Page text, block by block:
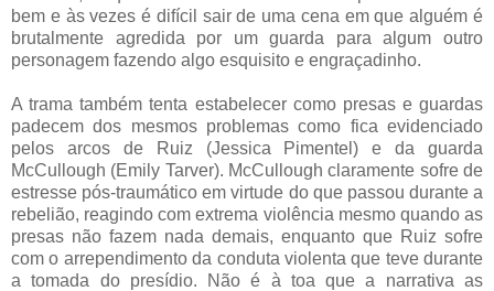
bem e às vezes é difícil sair de uma cena em que alguém é
brutalmente agredida por um guarda para algum outro
personagem fazendo algo esquisito e engraçadinho.
A trama também tenta estabelecer como presas e guardas
padecem dos mesmos problemas como fica evidenciado
pelos arcos de Ruiz (Jessica Pimentel) e da guarda
McCullough (Emily Tarver). McCullough claramente sofre de
estresse pós-traumático em virtude do que passou durante a
rebelião, reagindo com extrema violência mesmo quando as
presas não fazem nada demais, enquanto que Ruiz sofre
com o arrependimento da conduta violenta que teve durante
a tomada do presídio. Não é à toa que a narrativa as